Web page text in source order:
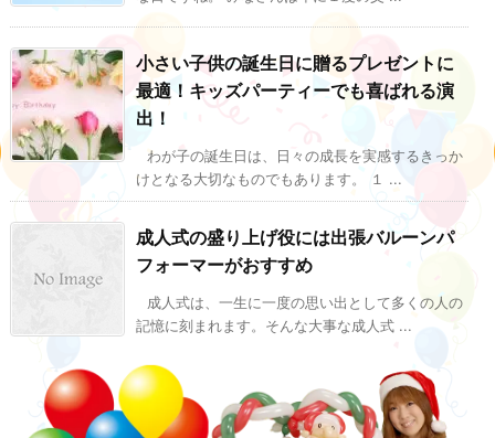
小さい子供の誕生日に贈るプレゼントに
最適！キッズパーティーでも喜ばれる演
出！
わが子の誕生日は、日々の成長を実感するきっか
けとなる大切なものでもあります。 １ ...
成人式の盛り上げ役には出張バルーンパ
フォーマーがおすすめ
成人式は、一生に一度の思い出として多くの人の
記憶に刻まれます。そんな大事な成人式 ...